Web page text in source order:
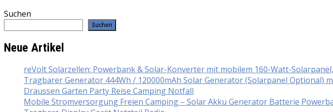
Suchen
Suchen
Neue Artikel
reVolt Solarzellen: Powerbank & Solar-Konverter mit mobilem 160-Watt-
Tragbarer Generator 444Wh / 120000mAh Solar Generator (Solarpanel
Draussen Garten Party Reise Camping Notfall
Mobile Stromversorgung Freien Camping – Solar Akku Generator Batterie